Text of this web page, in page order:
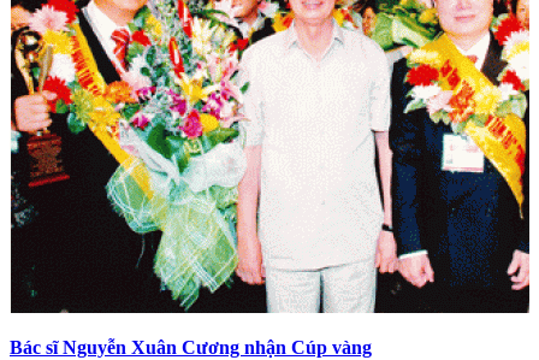
Bác sĩ Nguyễn Xuân Cương nhận Cúp vàng